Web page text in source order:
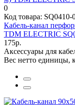
0
Код товара: SQ0410-
Кабель-канал
TDM ELECTRIC
175р.
Аксессуары для
Вес нетто единицы,